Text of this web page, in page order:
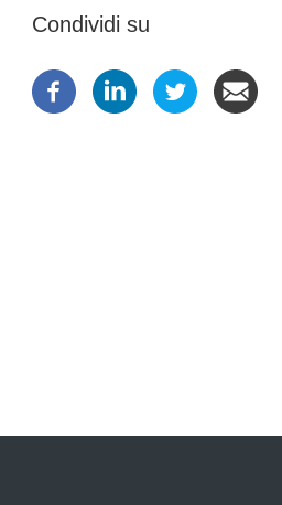
Condividi su